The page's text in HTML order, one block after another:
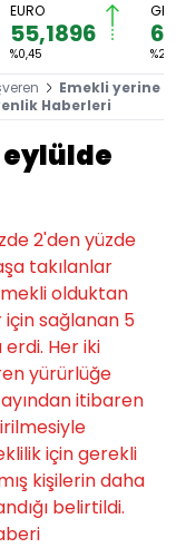
EURO
55,1896
%0,45 %2,59
Emekli yerine
Haberleri
2'den yüzde
takılanlar
olduktan
için sağlanan 5
Her iki
yürürlüğe
itibaren
için gerekli
kişilerin daha
belirtildi.